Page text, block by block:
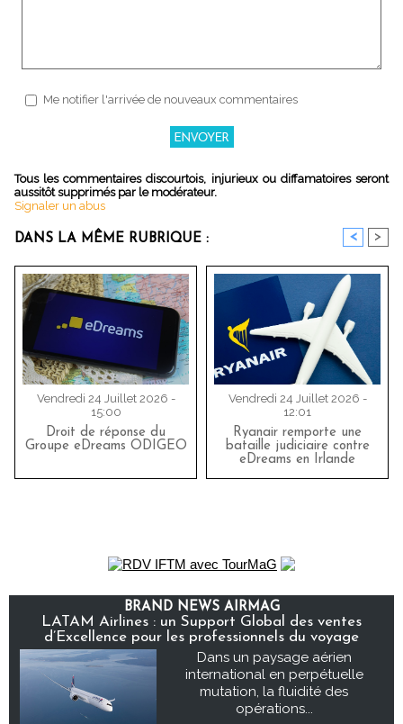
Me notifier l'arrivée de nouveaux commentaires
Tous les commentaires discourtois, injurieux ou diffamatoires seront
aussitôt supprimés par le modérateur.
Signaler un abus
DANS LA MÊME RUBRIQUE : < >
Vendredi 24 Juillet 2026 -
15:00
Droit de réponse du
Groupe eDreams ODIGEO
Vendredi 24 Juillet 2026 -
12:01
Ryanair remporte une
bataille judiciaire contre
eDreams en Irlande
BRAND NEWS AIRMAG
LATAM Airlines : un Support Global des ventes
d’Excellence pour les professionnels du voyage
Dans un paysage aérien
international en perpétuelle
mutation, la fluidité des
opérations...